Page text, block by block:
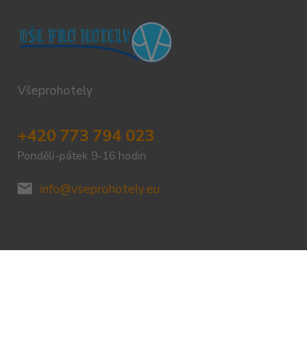
Všeprohotely
+420 773 794 023
Pondělí-pátek 9-16 hodin
info@vseprohotely.eu